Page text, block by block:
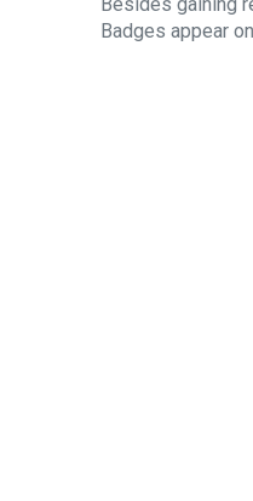
Badges appear